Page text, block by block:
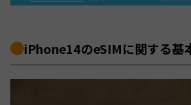
iPhone14のeSIMに関する基